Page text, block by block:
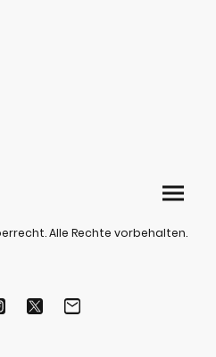
Alle Rechte vorbehalten.